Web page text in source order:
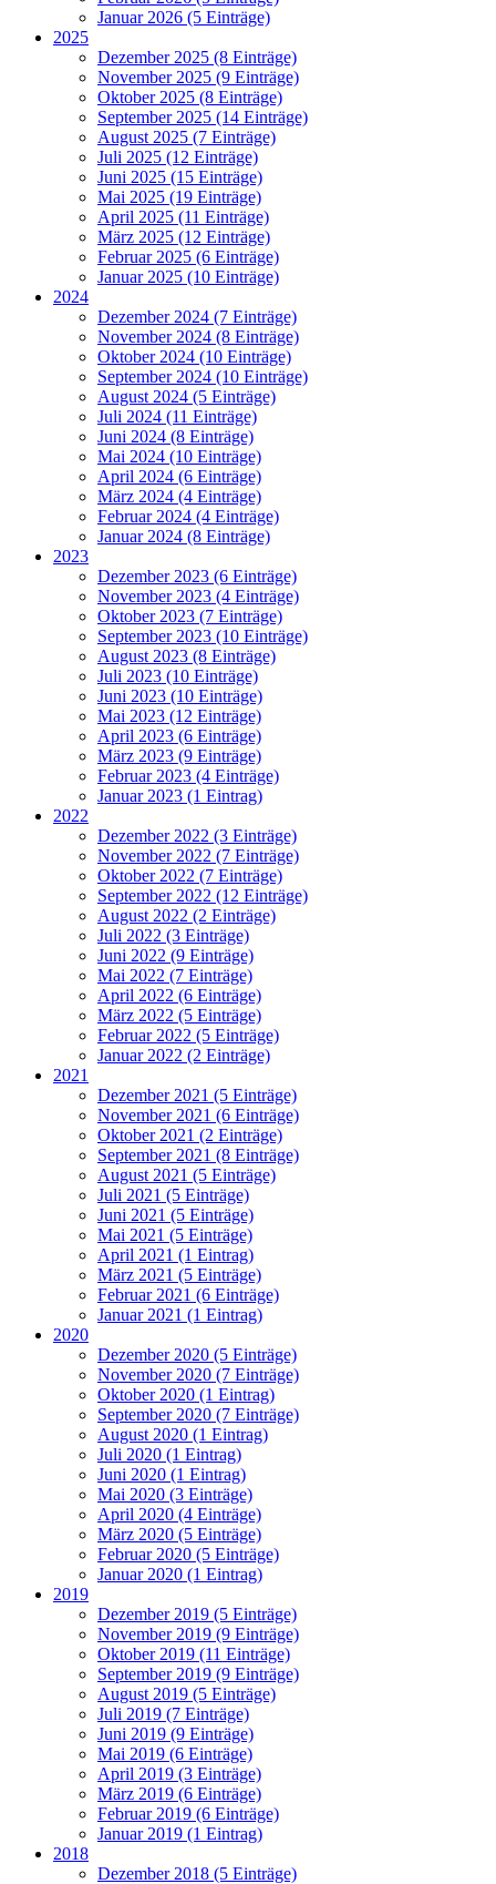
Januar 2026 (5 Einträge)
2025
Dezember 2025 (8 Einträge)
November 2025 (9 Einträge)
Oktober 2025 (8 Einträge)
September 2025 (14 Einträge)
August 2025 (7 Einträge)
Juli 2025 (12 Einträge)
Juni 2025 (15 Einträge)
Mai 2025 (19 Einträge)
April 2025 (11 Einträge)
März 2025 (12 Einträge)
Februar 2025 (6 Einträge)
Januar 2025 (10 Einträge)
2024
Dezember 2024 (7 Einträge)
November 2024 (8 Einträge)
Oktober 2024 (10 Einträge)
September 2024 (10 Einträge)
August 2024 (5 Einträge)
Juli 2024 (11 Einträge)
Juni 2024 (8 Einträge)
Mai 2024 (10 Einträge)
April 2024 (6 Einträge)
März 2024 (4 Einträge)
Februar 2024 (4 Einträge)
Januar 2024 (8 Einträge)
2023
Dezember 2023 (6 Einträge)
November 2023 (4 Einträge)
Oktober 2023 (7 Einträge)
September 2023 (10 Einträge)
August 2023 (8 Einträge)
Juli 2023 (10 Einträge)
Juni 2023 (10 Einträge)
Mai 2023 (12 Einträge)
April 2023 (6 Einträge)
März 2023 (9 Einträge)
Februar 2023 (4 Einträge)
Januar 2023 (1 Eintrag)
2022
Dezember 2022 (3 Einträge)
November 2022 (7 Einträge)
Oktober 2022 (7 Einträge)
September 2022 (12 Einträge)
August 2022 (2 Einträge)
Juli 2022 (3 Einträge)
Juni 2022 (9 Einträge)
Mai 2022 (7 Einträge)
April 2022 (6 Einträge)
März 2022 (5 Einträge)
Februar 2022 (5 Einträge)
Januar 2022 (2 Einträge)
2021
Dezember 2021 (5 Einträge)
November 2021 (6 Einträge)
Oktober 2021 (2 Einträge)
September 2021 (8 Einträge)
August 2021 (5 Einträge)
Juli 2021 (5 Einträge)
Juni 2021 (5 Einträge)
Mai 2021 (5 Einträge)
April 2021 (1 Eintrag)
März 2021 (5 Einträge)
Februar 2021 (6 Einträge)
Januar 2021 (1 Eintrag)
2020
Dezember 2020 (5 Einträge)
November 2020 (7 Einträge)
Oktober 2020 (1 Eintrag)
September 2020 (7 Einträge)
August 2020 (1 Eintrag)
Juli 2020 (1 Eintrag)
Juni 2020 (1 Eintrag)
Mai 2020 (3 Einträge)
April 2020 (4 Einträge)
März 2020 (5 Einträge)
Februar 2020 (5 Einträge)
Januar 2020 (1 Eintrag)
2019
Dezember 2019 (5 Einträge)
November 2019 (9 Einträge)
Oktober 2019 (11 Einträge)
September 2019 (9 Einträge)
August 2019 (5 Einträge)
Juli 2019 (7 Einträge)
Juni 2019 (9 Einträge)
Mai 2019 (6 Einträge)
April 2019 (3 Einträge)
März 2019 (6 Einträge)
Februar 2019 (6 Einträge)
Januar 2019 (1 Eintrag)
2018
Dezember 2018 (5 Einträge)